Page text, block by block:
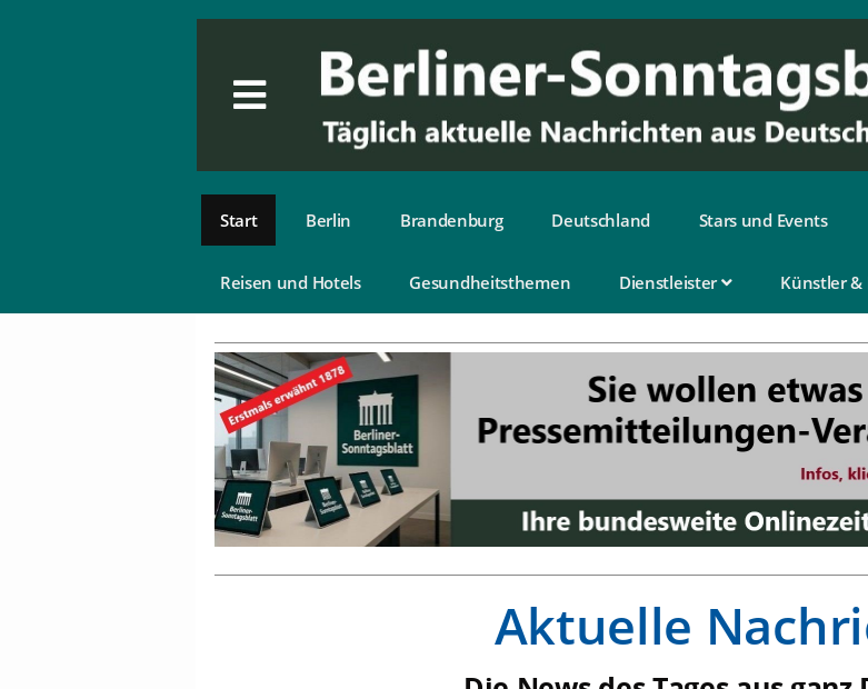
Start Berlin Brandenburg Deutschland Stars und Events
Reisen und Hotels Gesundheitsthemen Dienstleister Künstler &
Aktuelle